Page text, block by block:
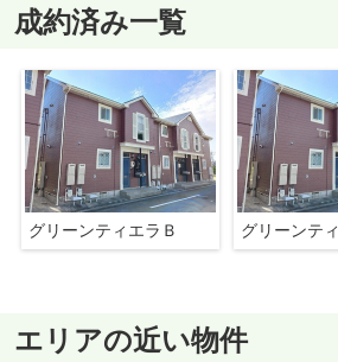
成約済み一覧
グリーンティエラＢ グリーンテ
エリアの近い物件